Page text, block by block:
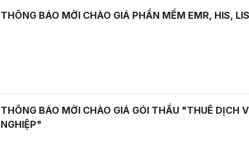
THÔNG BÁO MỜI CHÀO GIÁ PHẦN MỀM EMR, HIS, LIS
THÔNG BÁO MỜI CHÀO GIÁ GÓI THẦU "THUÊ DỊCH
NGHIỆP"